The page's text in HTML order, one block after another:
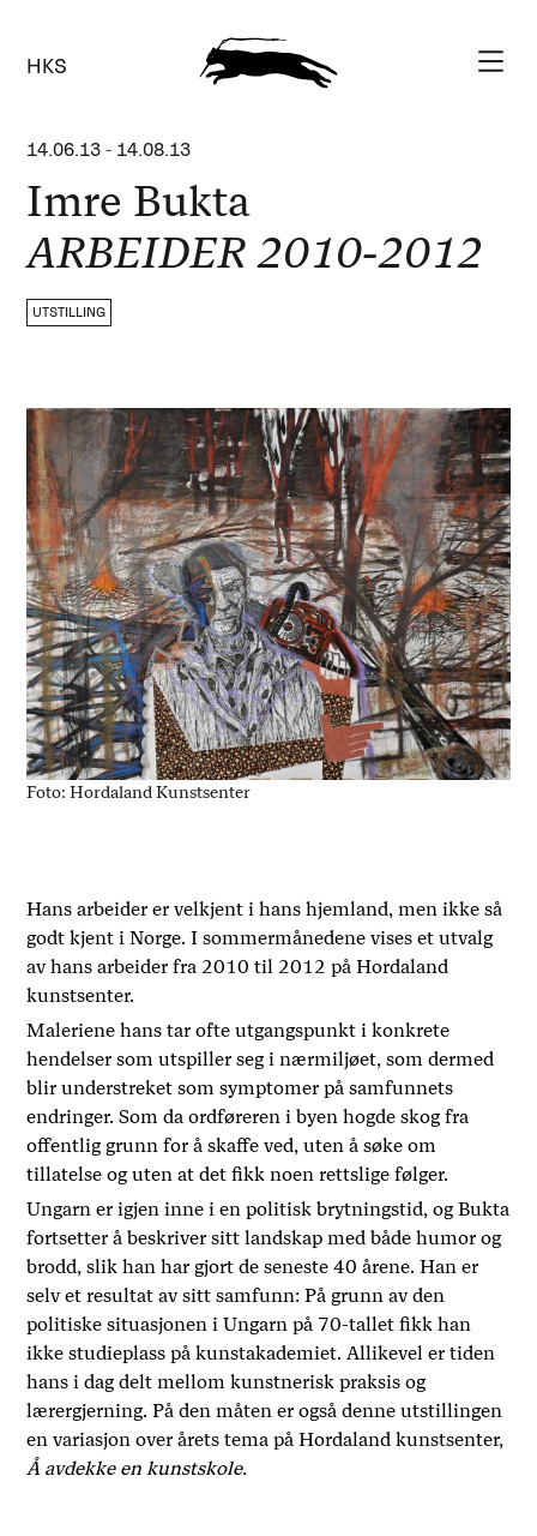
HKS
14.06.13 - 14.08.13
Imre Bukta
ARBEIDER 2010-2012
UTSTILLING
Foto: Hordaland Kunstsenter
Hans arbeider er velkjent i hans hjemland, men ikke så
godt kjent i Norge. I sommermånedene vises et utvalg
av hans arbeider fra 2010 til 2012 på Hordaland
kunstsenter.
Maleriene hans tar ofte utgangspunkt i konkrete
hendelser som utspiller seg i nærmiljøet, som dermed
blir understreket som symptomer på samfunnets
endringer. Som da ordføreren i byen hogde skog fra
offentlig grunn for å skaffe ved, uten å søke om
tillatelse og uten at det fikk noen rettslige følger.
Ungarn er igjen inne i en politisk brytningstid, og Bukta
fortsetter å beskriver sitt landskap med både humor og
brodd, slik han har gjort de seneste 40 årene. Han er
selv et resultat av sitt samfunn: På grunn av den
politiske situasjonen i Ungarn på 70-tallet fikk han
ikke studieplass på kunstakademiet. Allikevel er tiden
hans i dag delt mellom kunstnerisk praksis og
lærergjerning. På den måten er også denne utstillingen
en variasjon over årets tema på Hordaland kunstsenter,
Å avdekke en kunstskole.